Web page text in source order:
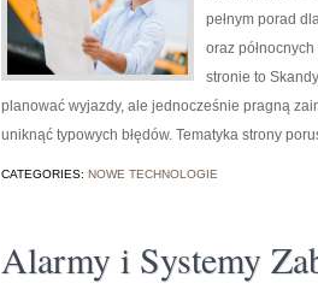
pełnym porad
oraz
stronie to
planować wyjazdy, ale jednocześnie pragną
uniknąć typowych błędów. Tematyka strony
CATEGORIES: NOWE TECHNOLOGIE
Alarmy i Systemy